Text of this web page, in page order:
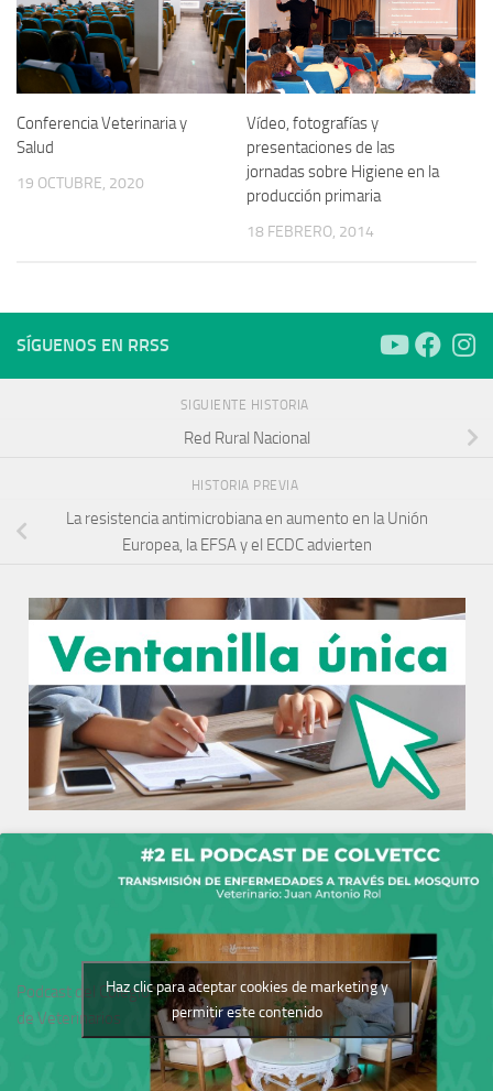
Conferencia Veterinaria y
Salud
19 OCTUBRE, 2020
Vídeo, fotografías y
presentaciones de las
jornadas sobre Higiene en la
producción primaria
18 FEBRERO, 2014
SÍGUENOS EN RRSS
SIGUIENTE HISTORIA
Red Rural Nacional
HISTORIA PREVIA
La resistencia antimicrobiana en aumento en la Unión
Europea, la EFSA y el ECDC advierten
Podcast del Colegio
de Veterinarios
Haz clic para aceptar cookies de marketing y
permitir este contenido